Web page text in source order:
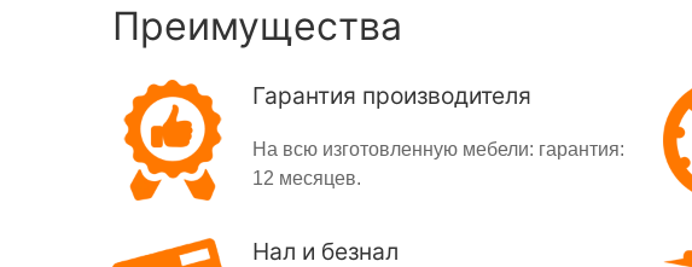
Преимущества
Гарантия производителя
На всю изготовленную мебели: гарантия:
12 месяцев.
Нал и безнал